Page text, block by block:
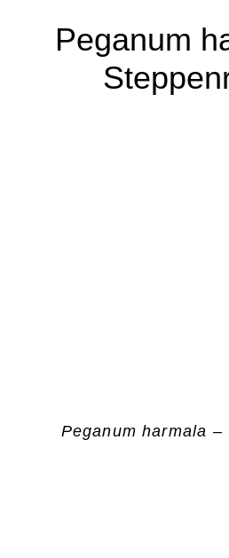
Peganum
Peganum harmala –